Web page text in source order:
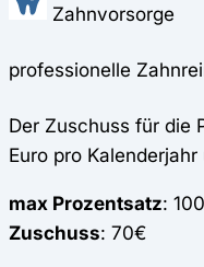
Zahnvorsorge
professionelle
Der Zuschuss für die
Euro pro
max Prozentsatz:
Zuschuss: 70€